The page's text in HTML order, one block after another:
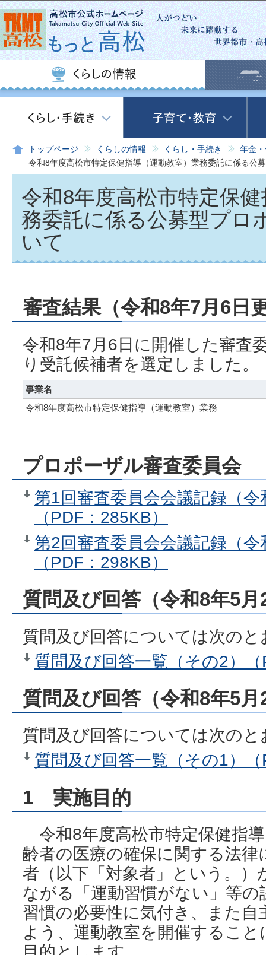
この
トップページ くらしの情報 くらし・手続き
年金
令和8年度高松市特定保健指導（運動教室）業務委託に係る公
令和8年度高松市特定保
務委託に係る公募型プロ
いて
審査結果（令和8年7月6日
令和8年7月6日に開催した審査
り受託候補者を選定しました。
事業名
令和8年度高松市特定保健指導（運動教室）業務
プロポーザル審査委員会
第1回審査委員会会議記録（
（PDF：285KB）
第2回審査委員会会議記録（
（PDF：298KB）
質問及び回答（令和8年5
質問及び回答については次の
質問及び回答一覧（その2）
質問及び回答（令和8年5
質問及び回答については次の
質問及び回答一覧（その1）
1 実施目的
令和8年度高松市特定保健指
齢者の医療の確保に関する法
者（以下「対象者」という。
ながる「運動習慣がない」等
習慣の必要性に気付き、また
よう、運動教室を開催するこ